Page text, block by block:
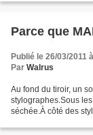
Parce que
Publié le 26/03/2011
Par Walrus
Au fond du tiroir, un
stylographes.Sous
séchée.À côté des